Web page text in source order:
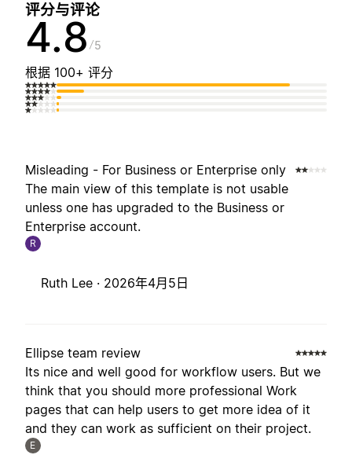
评分与评论
4.8 5
根据 100+ 评分
Misleading - For Business or Enterprise only
The main view of this template is not usable
unless one has upgraded to the Business or
Enterprise account.
R
Ruth Lee · 2026年4月5日
Ellipse team review
Its nice and well good for workflow users. But we
think that you should more professional Work
pages that can help users to get more idea of it
and they can work as sufficient on their project.
E